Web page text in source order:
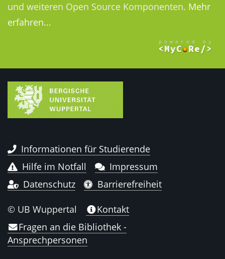
und weiteren Open Source Komponenten. Mehr
erfahren...
Informationen für Studierende
Hilfe im Notfall
Impressum
Datenschutz
Barrierefreiheit
© UB Wuppertal
Kontakt
Fragen an die Bibliothek -
Ansprechpersonen